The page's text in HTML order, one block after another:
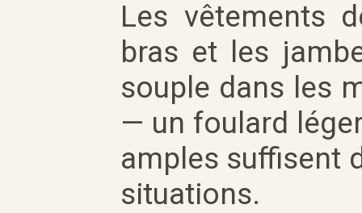
Les vêtements
bras et les
souple dans les
— un foulard
amples suffisent
situations.